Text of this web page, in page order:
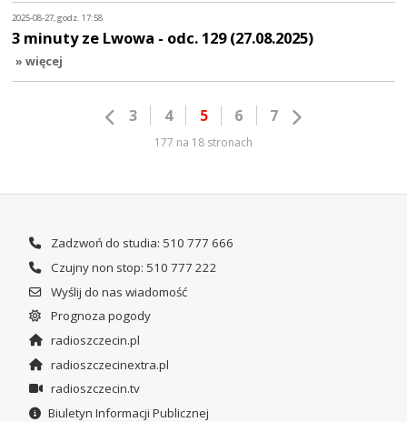
2025-08-27, godz. 17:58
3 minuty ze Lwowa - odc. 129 (27.08.2025)
» więcej
3 4 5 6 7
177 na 18 stronach
Zadzwoń do studia: 510 777 666
Czujny non stop: 510 777 222
Wyślij do nas wiadomość
Prognoza pogody
radioszczecin.pl
radioszczecinextra.pl
radioszczecin.tv
Biuletyn Informacji Publicznej